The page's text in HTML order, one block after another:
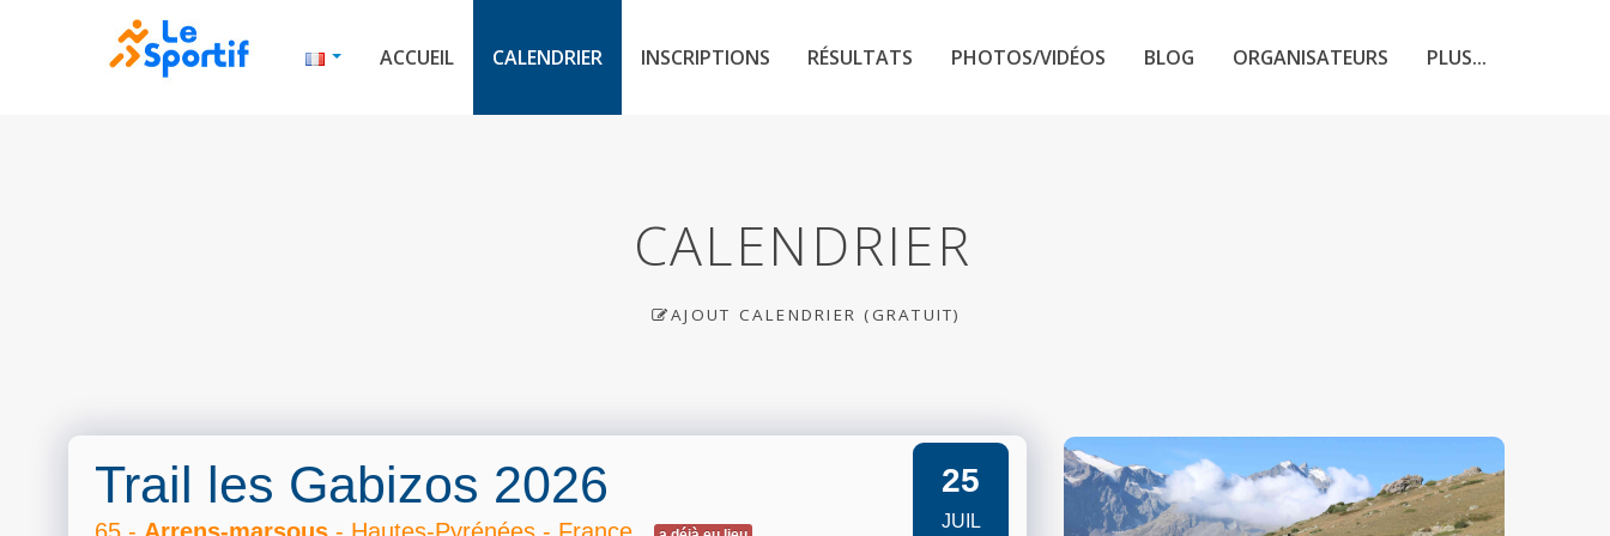
ACCUEIL CALENDRIER INSCRIPTIONS RÉSULTATS PHOTOS/VIDÉOS BLOG ORGANISATEURS PLUS...
CALENDRIER
AJOUT CALENDRIER (GRATUIT)
Trail les Gabizos 2026 25
JUIL